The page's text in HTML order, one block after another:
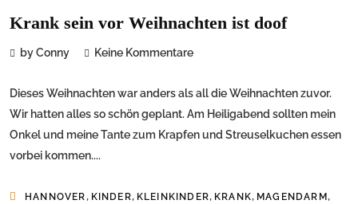
Krank sein vor Weihnachten ist doof
by Conny Keine Kommentare
Dieses Weihnachten war anders als all die Weihnachten zuvor.
Wir hatten alles so schön geplant. Am Heiligabend sollten mein
Onkel und meine Tante zum Krapfen und Streuselkuchen essen
vorbei kommen....
HANNOVER, KINDER, KLEINKINDER, KRANK, MAGENDARM,